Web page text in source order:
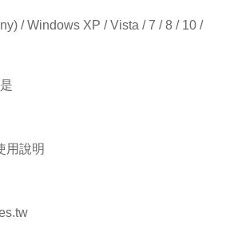
/ Windows XP / Vista / 7 / 8 / 10 /
用說明